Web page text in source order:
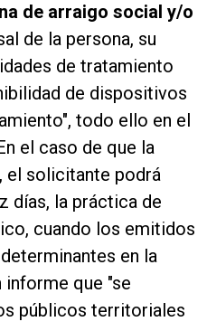
de arraigo social y/o
de la persona, su
de tratamiento
de dispositivos
todo ello en el
el caso de que la
el solicitante podrá
días, la práctica de
cuando los emitidos
en la
informe que "se
públicos territoriales